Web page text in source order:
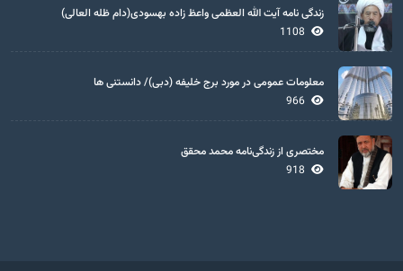
زندگی نامه آیت الله العظمی واعظ زاده بهسودی(دام ظله العالی)
معلومات عمومی در مورد برج خلیفه (دبی)/ دانستنی ها
مختصری از زندگی‌نامه محمد محقق